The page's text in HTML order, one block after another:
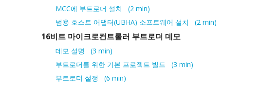
MCC에 부트로더 설치
2 min
범용 호스트 어댑터(UBHA) 소프트웨어 설치
2 min
16비트 마이크로컨트롤러 부트로더 데모
데모 설명
3 min
부트로더를 위한 기본 프로젝트 빌드
3 min
부트로더 설정
6 min